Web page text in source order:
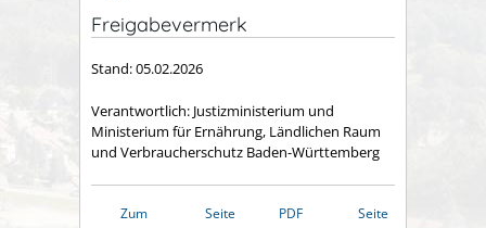
Freigabevermerk
Stand: 05.02.2026
Verantwortlich: Justizministerium und
Ministerium für Ernährung, Ländlichen Raum
und Verbraucherschutz Baden-Württemberg
Zum
Seite
PDF
Seite